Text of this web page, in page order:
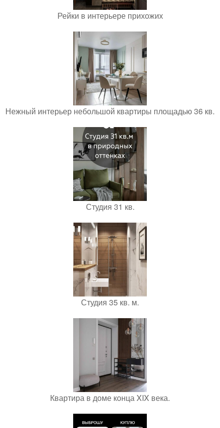
Рейки в интерьере прихожих
Нежный интерьер небольшой квартиры площадью 36 кв.
Студия 31 кв.
Студия 35 кв. м.
Квартира в доме конца XIX века.